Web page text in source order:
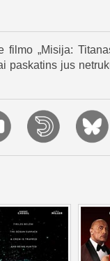
„Misija:
paskatins jus